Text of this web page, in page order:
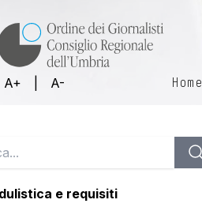
A+ A- Home
e requisiti